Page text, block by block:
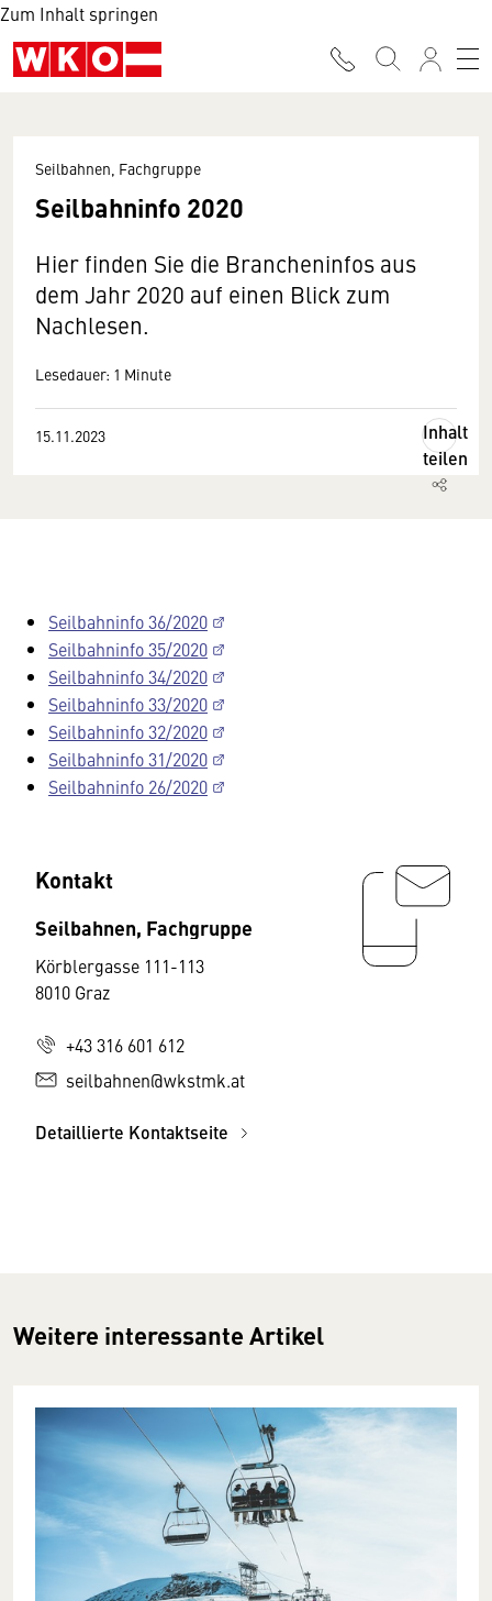
Zum Inhalt springen
Seilbahnen, Fachgruppe
Seilbahninfo 2020
Hier finden Sie die Brancheninfos aus
dem Jahr 2020 auf einen Blick zum
Nachlesen.
Lesedauer: 1 Minute
15.11.2023
Inhalt
teilen
Seilbahninfo 36/2020
Seilbahninfo 35/2020
Seilbahninfo 34/2020
Seilbahninfo 33/2020
Seilbahninfo 32/2020
Seilbahninfo 31/2020
Seilbahninfo 26/2020
Kontakt
Seilbahnen, Fachgruppe
Körblergasse 111-113
8010 Graz
+43 316 601 612
seilbahnen@wkstmk.at
Detaillierte Kontaktseite
Weitere interessante Artikel